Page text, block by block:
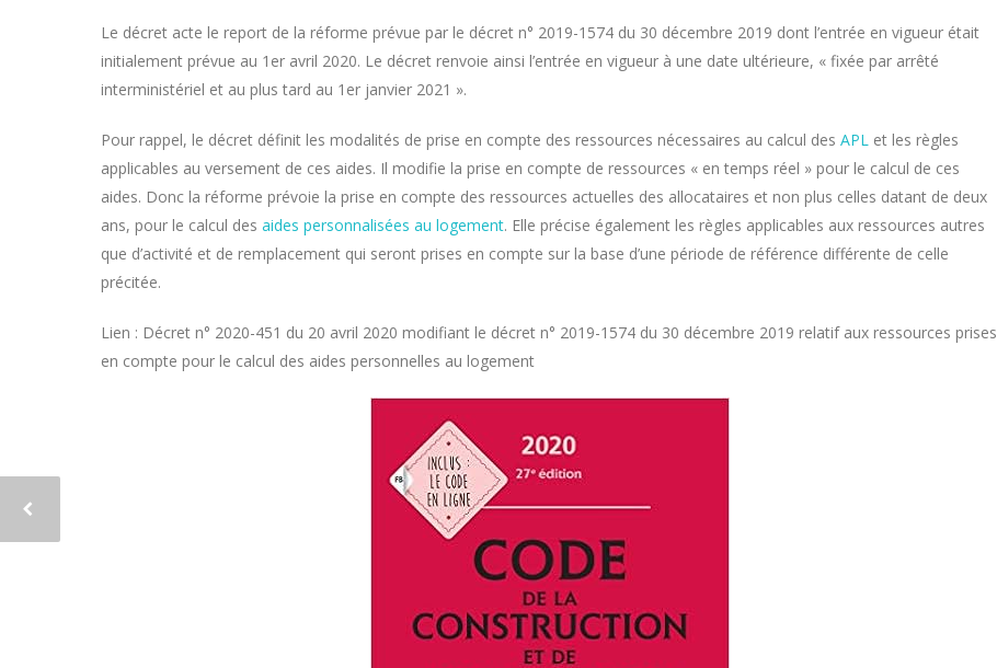
Le décret acte le report de la réforme prévue par le décret n° 2019-1574 du 30 décembre 2019 dont l’entrée en vigueur était
initialement prévue au 1er avril 2020. Le décret renvoie ainsi l’entrée en vigueur à une date ultérieure, « fixée par arrêté
interministériel et au plus tard au 1er janvier 2021 ».
Pour rappel, le décret définit les modalités de prise en compte des ressources nécessaires au calcul des APL et les règles
applicables au versement de ces aides. Il modifie la prise en compte de ressources « en temps réel » pour le calcul de ces
aides. Donc la réforme prévoie la prise en compte des ressources actuelles des allocataires et non plus celles datant de deux
ans, pour le calcul des aides personnalisées au logement. Elle précise également les règles applicables aux ressources autres
que d’activité et de remplacement qui seront prises en compte sur la base d’une période de référence différente de celle
précitée.
Lien : Décret n° 2020-451 du 20 avril 2020 modifiant le décret n° 2019-1574 du 30 décembre 2019 relatif aux ressources prises
en compte pour le calcul des aides personnelles au logement